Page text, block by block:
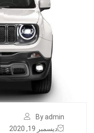
By admin
ديسمبر 19, 2020